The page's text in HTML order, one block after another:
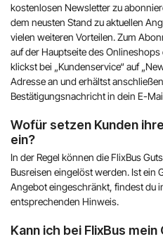
kostenlosen Newsletter zu
dem neusten Stand zu aktuellen
vielen weiteren Vorteilen. Zum
auf der Hauptseite des
klickst bei „Kundenservice“ auf
Adresse an und erhältst
Bestätigungsnachricht in dein E-
Wofür setzen Kunden
ein?
In der Regel können die FlixBus
Busreisen eingelöst werden. Ist ein
Angebot eingeschränkt, findest du
entsprechenden Hinweis.
Kann ich bei FlixBus